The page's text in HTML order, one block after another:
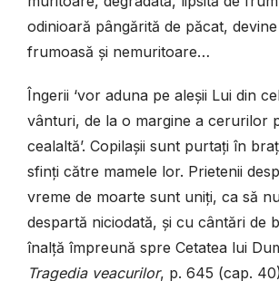
odinioară pângărită de păcat,
frumoasă și nemuritoare…
Îngerii ‘vor aduna pe aleșii Lui din
vânturi, de la o margine a cerurilor
cealaltă’. Copilașii sunt purtați în
sfinți către mamele lor. Prietenii
vreme de moarte sunt uniți, ca să
despartă niciodată, și cu cântări de
înalță împreună spre Cetatea lui
Tragedia veacurilor, p. 645 (cap.